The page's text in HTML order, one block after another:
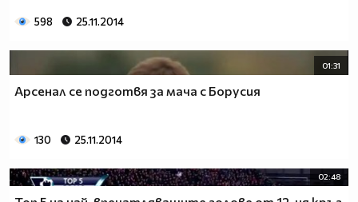
598 25.11.2014
01:31
Арсенал се подготвя за мача с Борусия
130 25.11.2014
02:48